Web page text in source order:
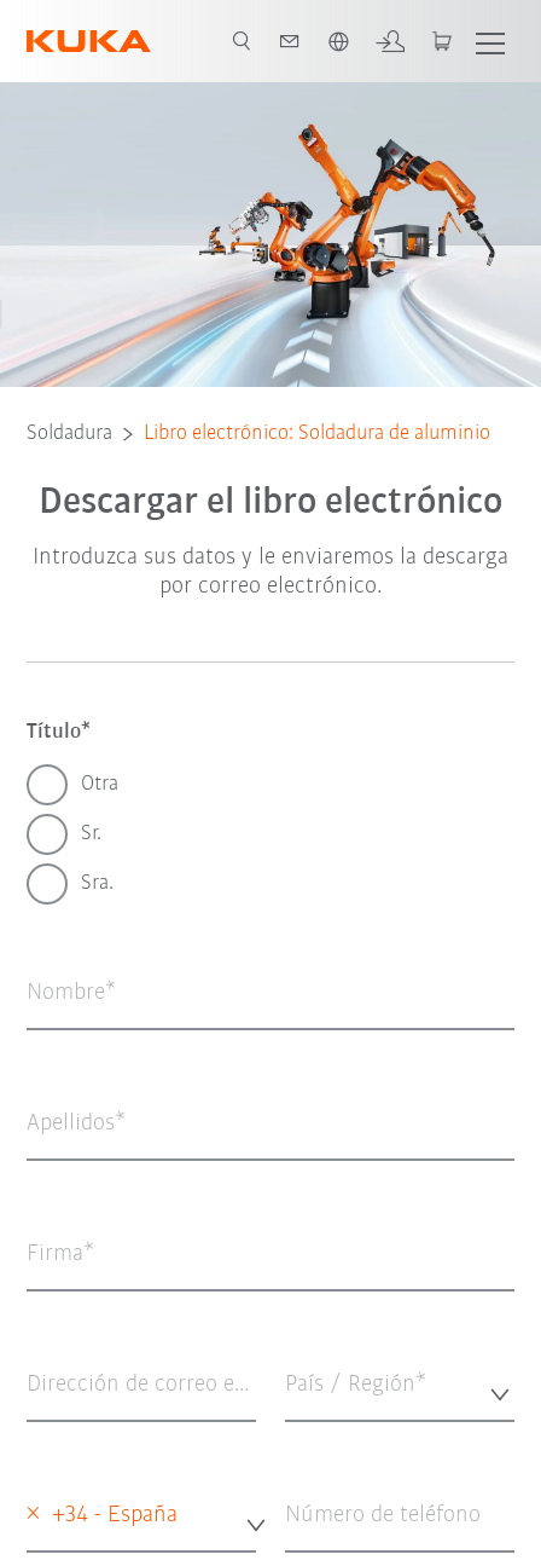
Soldadura Libro electrónico: Soldadura de aluminio
Descargar el libro electrónico
Introduzca sus datos y le enviaremos la descarga
por correo electrónico.
Título
Otra
Sr.
Sra.
Nombre
Apellidos
Firma
Dirección de correo electrónico País / Región*
× +34 - España Número de teléfono